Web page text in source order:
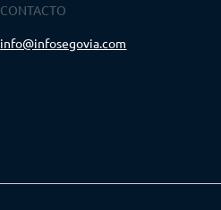
CONTACTO
info@infosegovia.com